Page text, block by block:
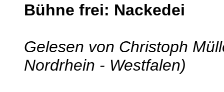
Bühne frei: Nackedei
Gelesen von Christoph
Nordrhein - Westfalen)